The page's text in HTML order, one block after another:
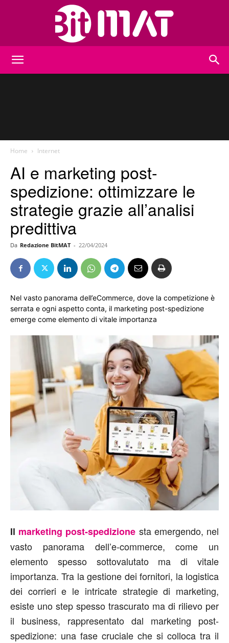
Home Internet
AI e marketing post-
spedizione: ottimizzare le
strategie grazie all’analisi
predittiva
Da Redazione BitMAT - 22/04/2024
Nel vasto panorama dell’eCommerce, dove la competizione è
serrata e ogni aspetto conta, il marketing post-spedizione
emerge come elemento di vitale importanza
Il marketing post-spedizione sta emergendo, nel
vasto panorama dell’e-commerce, come un
elemento spesso sottovalutato ma di vitale
importanza. Tra la gestione dei fornitori, la logistica
dei corrieri e le intricate strategie di marketing,
esiste uno step spesso trascurato ma di rilievo per
il business, rappresentato dal marketing post-
spedizione: una fase cruciale che si colloca tra il